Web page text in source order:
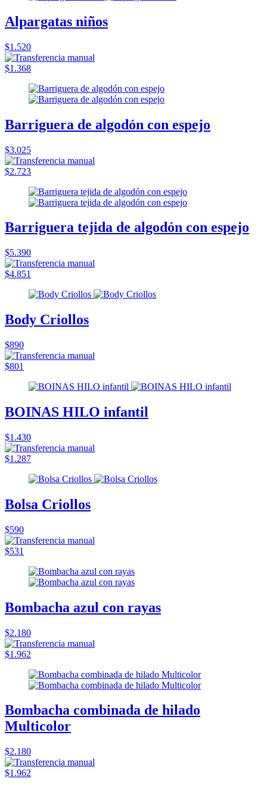
Alpargatas niños
$1.520
$1.368
Barriguera de algodón con espejo
$3.025
$2.723
Barriguera tejida de algodón con espejo
$5.390
$4.851
Body Criollos
$890
$801
BOINAS HILO infantil
$1.430
$1.287
Bolsa Criollos
$590
$531
Bombacha azul con rayas
$2.180
$1.962
Bombacha combinada de hilado
Multicolor
$2.180
$1.962